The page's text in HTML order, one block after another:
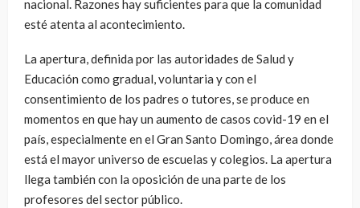
nacional. Razones hay suficientes para que la comunidad
esté atenta al acontecimiento.
La apertura, definida por las autoridades de Salud y
Educación como gradual, voluntaria y con el
consentimiento de los padres o tutores, se produce en
momentos en que hay un aumento de casos covid-19 en el
país, especialmente en el Gran Santo Domingo, área donde
está el mayor universo de escuelas y colegios. La apertura
llega también con la oposición de una parte de los
profesores del sector público.